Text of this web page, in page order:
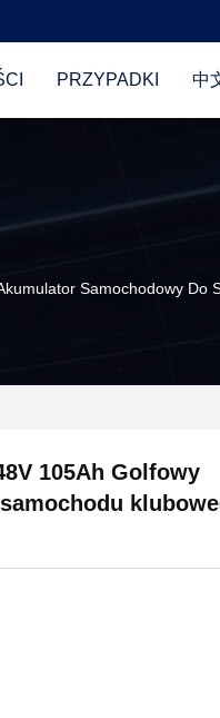
PRZYPADKI 中
Samochodowy Do
105Ah Golfowy